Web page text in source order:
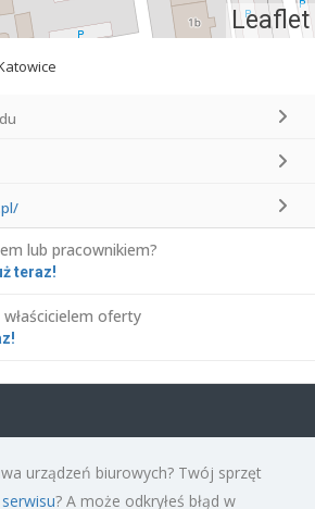
Leaflet
lub pracownikiem?
teraz!
oferty
urządzeń biurowych? Twój sprzęt
serwisu? A może odkryłeś błąd w